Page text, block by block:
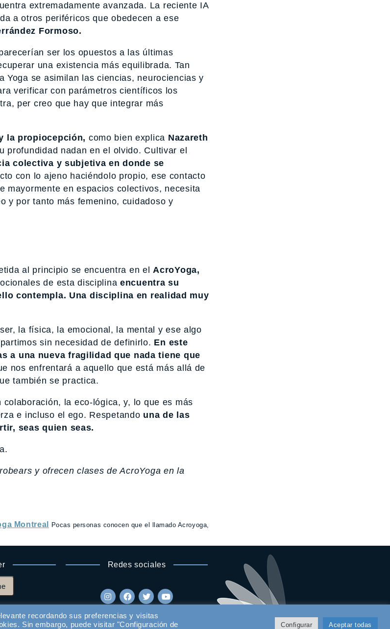
extremadamente avanzada. La reciente IA
a otros periféricos que obedecen a ese
Formoso.
ser los opuestos a las últimas
una existencia más equilibrada. Tan
Yoga se asimilan las ciencias, neurociencias y
verificar con parámetros científicos los
per creo que hay que integrar más
la propiocepción, como bien explica Nazareth
profundidad nadan en el olvido. Cultivar el
colectiva y subjetiva en donde se
con lo ajeno haciéndolo propio, ese contacto
mayormente en espacios colectivos, necesita
y por tanto más femenino, cuidadoso y
al principio se encuentra en elAcroYoga,
de esta disciplinaencuentra su
contempla. Una disciplina en realidad muy
la física, la emocional, la mental y ese algo
sin necesidad de definirlo. En este
a una nueva fragilidad que nada tiene que
nos enfrentará a aquello que está más allá de
también se practica.
la eco-lógica, y, lo que es más
e incluso el ego. Respetando una de las
seas quien seas.
y ofrecen clases de AcroYoga en la
Montreal
Pocas personas conocen que el llamado Acroyoga,
Redes sociales
recordando sus preferencias y visitas
Sin embargo, puede visitar "Configuración de
Configurar Aceptar todas